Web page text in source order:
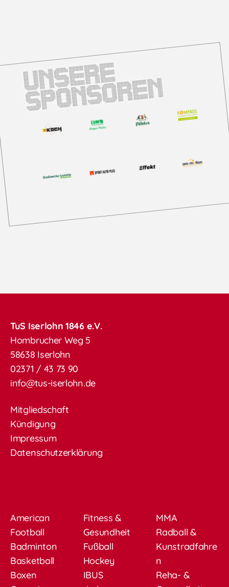
U
n
s
e
r
e
S
p
o
n
s
o
r
e
n
TuS Iserlohn 1846 e.V.
Hombrucher Weg 5
58638 Iserlohn
02371 / 43 73 90
info@tus-iserlohn.de
Mitgliedschaft
Kündigung
Impressum
Datenschutzerklärung
American
Football
Badminton
Basketball
Boxen
Fitness &
Gesundheit
Fußball
Hockey
IBUS
MMA
Radball &
Kunstradfahre
n
Reha- &